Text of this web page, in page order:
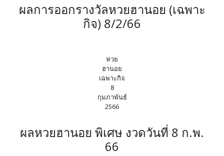
ผลการออกรางวัลหวยฮานอย (เฉพาะ
กิจ) 8/2/66
หวย
ฮานอย
เฉพาะกิจ
8
กุมภาพันธ์
2566
ผลหวยฮานอย พิเศษ งวดวันที่ 8 ก.พ.
66